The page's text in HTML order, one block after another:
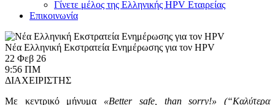
Γίνετε μέλος της Ελληνικής HPV Εταιρείας
Επικοινωνία
Νέα Ελληνική Εκστρατεία Ενημέρωσης για τον HPV
22 Φεβ 26
9:56 ΠΜ
ΔΙΑΧΕΙΡΙΣΤΗΣ
Με κεντρικό μήνυμα «Better safe, than sorry!» (“Καλύτερα